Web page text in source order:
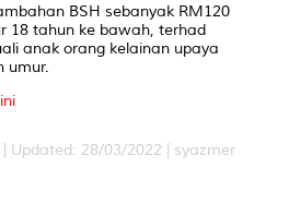
BSH sebanyak RM120
18 tahun ke bawah, terhad
anak orang kelainan upaya
umur.
Updated: 28/03/2022 | syazmer